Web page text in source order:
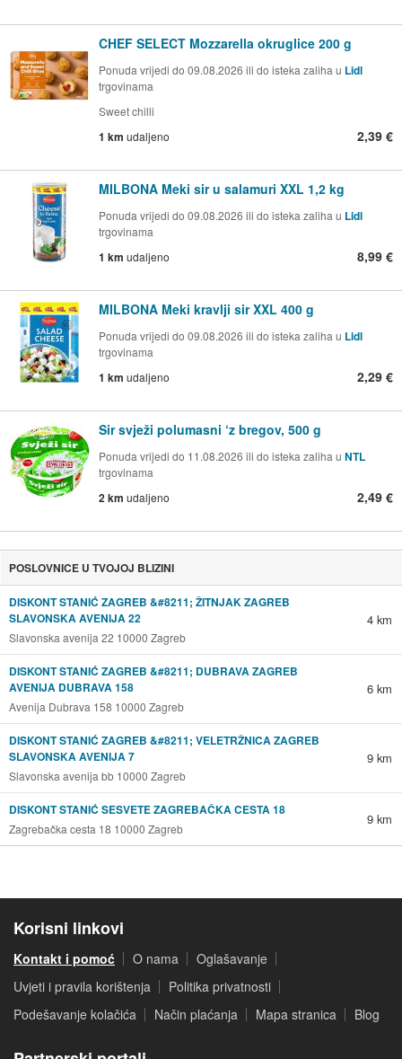
CHEF SELECT Mozzarella okruglice 200 g
Ponuda vrijedi do 09.08.2026 ili do isteka zaliha u Lidl
trgovinama
Sweet chilli
1 km udaljeno 2,39 €
MILBONA Meki sir u salamuri XXL 1,2 kg
Ponuda vrijedi do 09.08.2026 ili do isteka zaliha u Lidl
trgovinama
1 km udaljeno 8,99 €
MILBONA Meki kravlji sir XXL 400 g
Ponuda vrijedi do 09.08.2026 ili do isteka zaliha u Lidl
trgovinama
1 km udaljeno 2,29 €
Sir svježi polumasni ‘z bregov, 500 g
Ponuda vrijedi do 11.08.2026 ili do isteka zaliha u NTL
trgovinama
2 km udaljeno 2,49 €
POSLOVNICE U TVOJOJ BLIZINI
DISKONT STANIĆ ZAGREB &#8211; ŽITNJAK ZAGREB
SLAVONSKA AVENIJA 22
Slavonska avenija 22 10000 Zagreb
4 km
DISKONT STANIĆ ZAGREB &#8211; DUBRAVA ZAGREB
AVENIJA DUBRAVA 158
Avenija Dubrava 158 10000 Zagreb
6 km
DISKONT STANIĆ ZAGREB &#8211; VELETRŽNICA ZAGREB
SLAVONSKA AVENIJA 7
Slavonska avenija bb 10000 Zagreb
9 km
DISKONT STANIĆ SESVETE ZAGREBAČKA CESTA 18
Zagrebačka cesta 18 10000 Zagreb
9 km
Korisni linkovi
Kontakt i pomoć O nama
Oglašavanje
Uvjeti i pravila korištenja
Politika privatnosti
Podešavanje kolačića
Način plaćanja Mapa stranica Blog